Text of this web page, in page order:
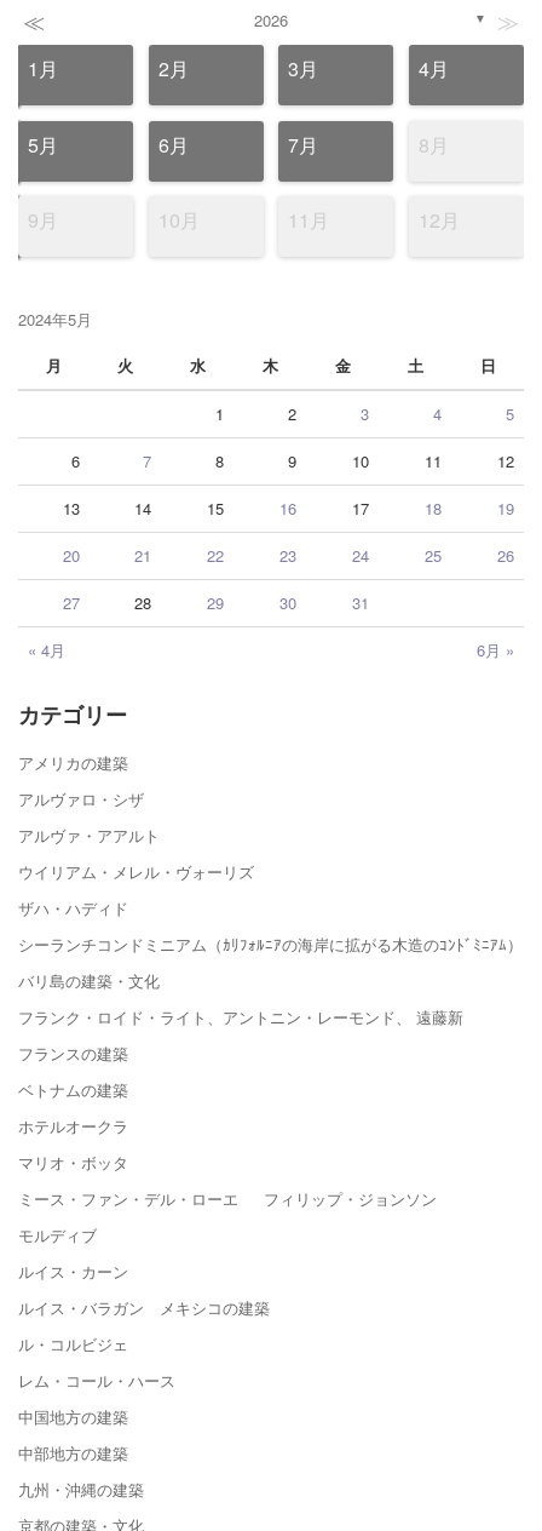
≪ 2026 ▼ ≫
1月 2月 3月 4月
5月 6月 7月 8月
9月 10月 11月 12月
2024年5月
月
火 水 木 金 土 日
« 4月 6月 »
1 2 3 4 5
6 7 8 9 10 11 12
13 14 15 16 17 18 19
20 21 22 23 24 25 26
27 28 29 30 31
カテゴリー
アメリカの建築
アルヴァロ・シザ
アルヴァ・アアルト
ウイリアム・メレル・ヴォーリズ
ザハ・ハディド
シーランチコンドミニアム（ｶﾘﾌｫﾙﾆｱの海岸に拡がる木造のｺﾝﾄﾞﾐﾆｱﾑ）
バリ島の建築・文化
フランク・ロイド・ライト、アントニン・レーモンド、 遠藤新
フランスの建築
ベトナムの建築
ホテルオークラ
マリオ・ボッタ
ミース・ファン・デル・ローエ フィリップ・ジョンソン
モルディブ
ルイス・カーン
ルイス・バラガン メキシコの建築
ル・コルビジェ
レム・コール・ハース
中国地方の建築
中部地方の建築
九州・沖縄の建築
京都の建築・文化